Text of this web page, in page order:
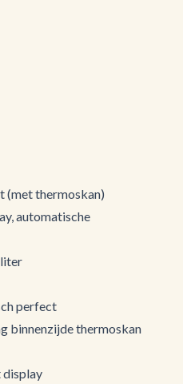
(met thermoskan)
automatische
liter
perfect
binnenzijde thermoskan
display